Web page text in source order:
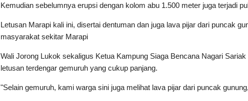
Kemudian sebelumnya erupsi dengan kolom abu 1.500 meter juga terjadi
Letusan Marapi kali ini, disertai dentuman dan juga lava pijar dari puncak
masyarakat sekitar Marapi
Wali Jorong Lukok sekaligus Ketua Kampung Siaga Bencana Nagari
letusan terdengar gemuruh yang cukup panjang.
"Selain gemuruh, kami warga sini juga melihat lava pijar dari puncak